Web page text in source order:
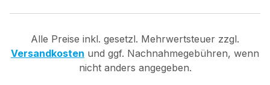
Alle Preise inkl. gesetzl. Mehrwertsteuer zzgl.
Versandkosten und ggf. Nachnahmegebühren, wenn
nicht anders angegeben.